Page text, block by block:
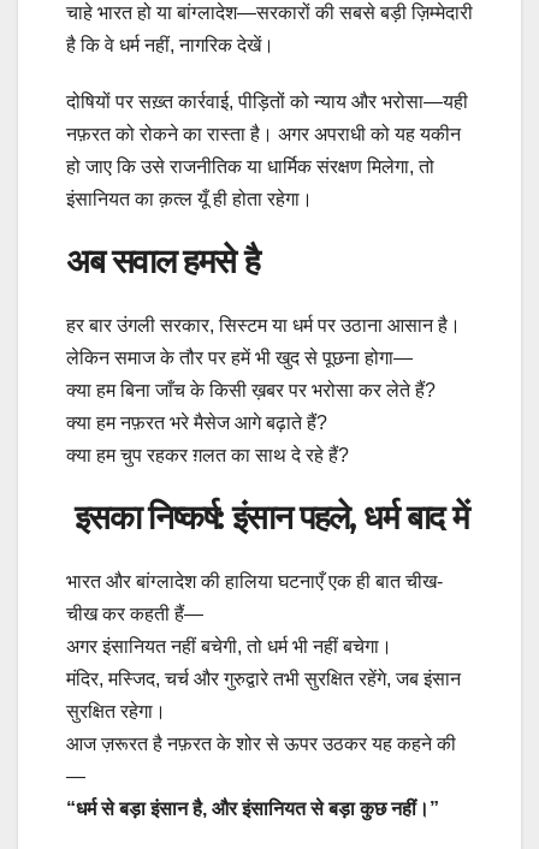
चाहे भारत हो या बांग्लादेश—सरकारों की सबसे बड़ी ज़िम्मेदारी
है कि वे धर्म नहीं, नागरिक देखें।
दोषियों पर सख़्त कार्रवाई, पीड़ितों को न्याय और भरोसा—यही
नफ़रत को रोकने का रास्ता है। अगर अपराधी को यह यकीन
हो जाए कि उसे राजनीतिक या धार्मिक संरक्षण मिलेगा, तो
इंसानियत का क़त्ल यूँ ही होता रहेगा।
अब सवाल हमसे है
हर बार उंगली सरकार, सिस्टम या धर्म पर उठाना आसान है।
लेकिन समाज के तौर पर हमें भी खुद से पूछना होगा—
क्या हम बिना जाँच के किसी ख़बर पर भरोसा कर लेते हैं?
क्या हम नफ़रत भरे मैसेज आगे बढ़ाते हैं?
क्या हम चुप रहकर ग़लत का साथ दे रहे हैं?
इसका निष्कर्ष: इंसान पहले, धर्म बाद में
भारत और बांग्लादेश की हालिया घटनाएँ एक ही बात चीख-
चीख कर कहती हैं—
अगर इंसानियत नहीं बचेगी, तो धर्म भी नहीं बचेगा।
मंदिर, मस्जिद, चर्च और गुरुद्वारे तभी सुरक्षित रहेंगे, जब इंसान
सुरक्षित रहेगा।
आज ज़रूरत है नफ़रत के शोर से ऊपर उठकर यह कहने की
—
“धर्म से बड़ा इंसान है, और इंसानियत से बड़ा कुछ नहीं।”